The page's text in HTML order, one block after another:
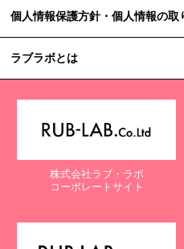
個人情報保護方針・個人情報の取
ラブラボとは
株式会社ラブ・ラボ
コーポレートサイト